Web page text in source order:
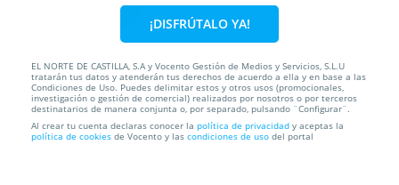
22% 17,90€ 13,90€
Disfruta comiendo con este delicioso cocido ¡Rico
rico!
Delicatessen a la leña
C/ Real, 104 (Puente Duero), 47152.
Valladolid.
¡DISFRÚTALO YA!
EL NORTE DE CASTILLA, S.A y Vocento Gestión de Medios y Servicios, S.L.U
tratarán tus datos y atenderán tus derechos de acuerdo a ella y en base a las
Condiciones de Uso. Puedes delimitar estos y otros usos (promocionales,
investigación o gestión de comercial) realizados por nosotros o por terceros
destinatarios de manera conjunta o, por separado, pulsando ¨Configurar¨.
Al crear tu cuenta declaras conocer la política de privacidad y aceptas la
política de cookies de Vocento y las condiciones de uso del portal